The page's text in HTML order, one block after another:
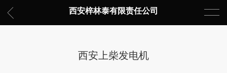
西安梓林泰有限责任公司
西安上柴发电机